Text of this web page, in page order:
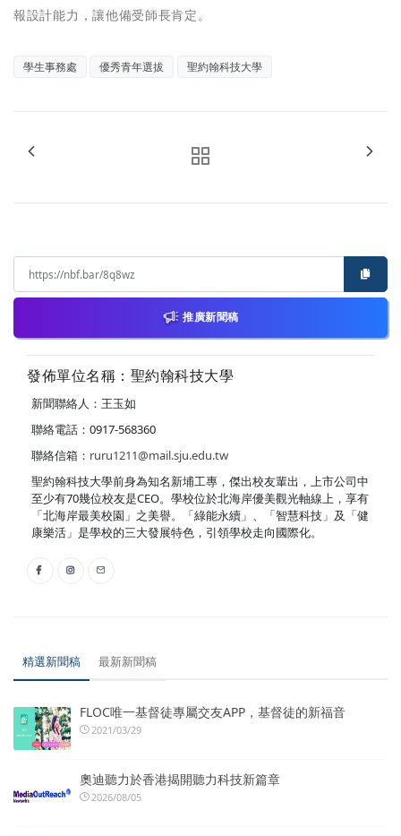
報設計能力，讓他備受師長肯定。
學生事務處 優秀青年選拔 聖約翰科技大學
推廣新聞稿
發佈單位名稱：聖約翰科技大學
新聞聯絡人：王玉如
聯絡電話：0917-568360
聯絡信箱： ruru1211@mail.sju.edu.tw
聖約翰科技大學前身為知名新埔工專，傑出校友輩出，上市公司中
至少有70幾位校友是CEO。學校位於北海岸優美觀光軸線上，享有
「北海岸最美校園」之美譽。「綠能永續」、「智慧科技」及「健
康樂活」是學校的三大發展特色，引領學校走向國際化。
精選新聞稿 最新新聞稿
FLOC唯一基督徒專屬交友APP，基督徒的新福音
2021/03/29
奧迪聽力於香港揭開聽力科技新篇章
2026/08/05